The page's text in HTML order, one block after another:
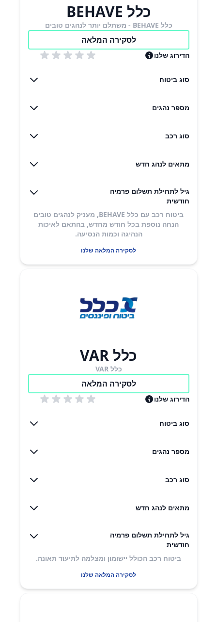
כלל BEHAVE
כלל BEHAVE - משתלם יותר לנהגים טובים
לסקירה המלאה
הדירוג שלנו
סוג ביטוח
מספר נהגים
סוג רכב
מתאים לנהג חדש
גיל לתחילת תשלום פרמיה
חודשית
ביטוח רכב עם כלל BEHAVE, מעניק לנהגים טובים
הנחה נוספת בכל חודש מחדש, בהתאם לאיכות
הנהיגה וכמות הנסיעה.
לסקירה המלאה שלנו
כלל VAR
כלל VAR
לסקירה המלאה
הדירוג שלנו
סוג ביטוח
מספר נהגים
סוג רכב
מתאים לנהג חדש
גיל לתחילת תשלום פרמיה
חודשית
ביטוח רכב הכולל יישומון ומצלמה לתיעוד תאונה.
לסקירה המלאה שלנו